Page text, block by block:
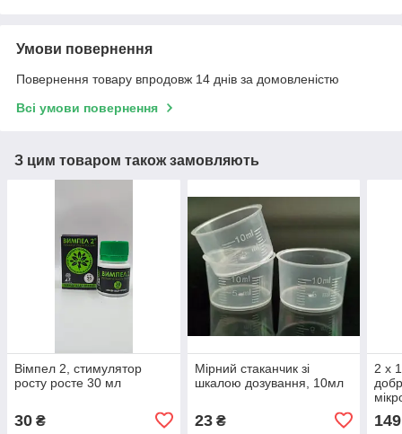
Умови повернення
Повернення товару впродовж 14 днів за домовленістю
Всі умови повернення
З цим товаром також замовляють
Вімпел 2, стимулятор
росту росте 30 мл
30 ₴
Мірний стаканчик зі
шкалою дозування, 10мл
23₴
2 х
149